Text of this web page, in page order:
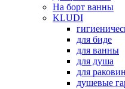
На борт ванны
KLUDI
для биде
для ванны
для душа
для раковин
душевые